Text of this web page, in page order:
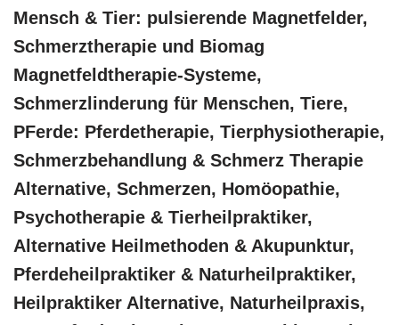
Mensch & Tier: pulsierende Magnetfelder,
Schmerztherapie und Biomag
Magnetfeldtherapie-Systeme,
Schmerzlinderung für Menschen, Tiere,
PFerde: Pferdetherapie, Tierphysiotherapie,
Schmerzbehandlung & Schmerz Therapie
Alternative, Schmerzen, ‎Homöopathie,
‎Psychotherapie & ‎Tierheilpraktiker,
Alternative Heilmethoden & Akupunktur,
Pferdeheilpraktiker & Naturheilpraktiker,
Heilpraktiker Alternative, Naturheilpraxis,